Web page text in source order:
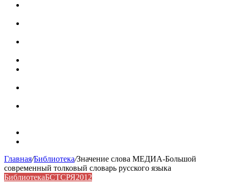
Главная/Библиотека/Значение слова МЕДИА-Большой
современный толковый словарь русского языка
БиблиотекаБСТСРЯ2012